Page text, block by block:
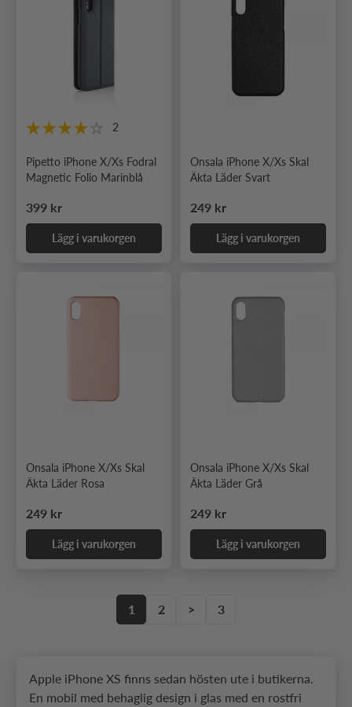
2
Pipetto iPhone X/Xs Fodral
Magnetic Folio Marinblå
Ordinarie pris
399 kr
Lägg i varukorgen
Onsala iPhone X/Xs Skal
Äkta Läder Svart
Ordinarie pris
249 kr
Lägg i varukorgen
Onsala iPhone X/Xs Skal
Äkta Läder Rosa
Ordinarie pris
249 kr
Lägg i varukorgen
Onsala iPhone X/Xs Skal
Äkta Läder Grå
Ordinarie pris
249 kr
Lägg i varukorgen
1 2 > 3
Apple iPhone XS finns sedan hösten ute i butikerna.
En mobil med behaglig design i glas med en rostfri